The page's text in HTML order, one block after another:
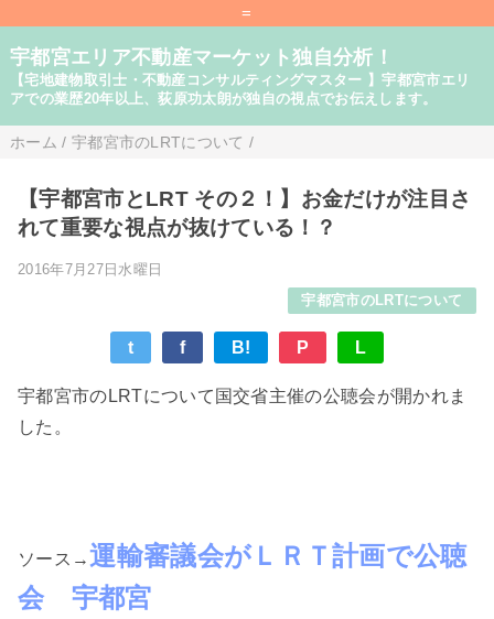
=
宇都宮エリア不動産マーケット独自分析！
【宅地建物取引士・不動産コンサルティングマスター 】宇都宮市エリ
アでの業歴20年以上、荻原功太朗が独自の視点でお伝えします。
ホーム / 宇都宮市のLRTについて /
【宇都宮市とLRT その２！】お金だけが注目さ
れて重要な視点が抜けている！？
2016年7月27日水曜日
宇都宮市のLRTについて
t f B! P L
宇都宮市のLRTについて国交省主催の公聴会が開かれま
した。
ソース→運輸審議会がＬＲＴ計画で公聴
会 宇都宮